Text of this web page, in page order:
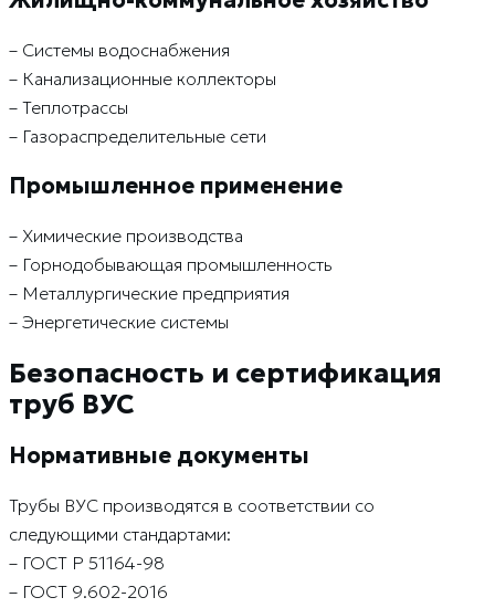
– Системы водоснабжения
– Канализационные коллекторы
– Теплотрассы
– Газораспределительные сети
Промышленное применение
– Химические производства
– Горнодобывающая промышленность
– Металлургические предприятия
– Энергетические системы
Безопасность и сертификация
труб ВУС
Нормативные документы
Трубы ВУС производятся в соответствии со
следующими стандартами:
– ГОСТ Р 51164-98
– ГОСТ 9.602-2016